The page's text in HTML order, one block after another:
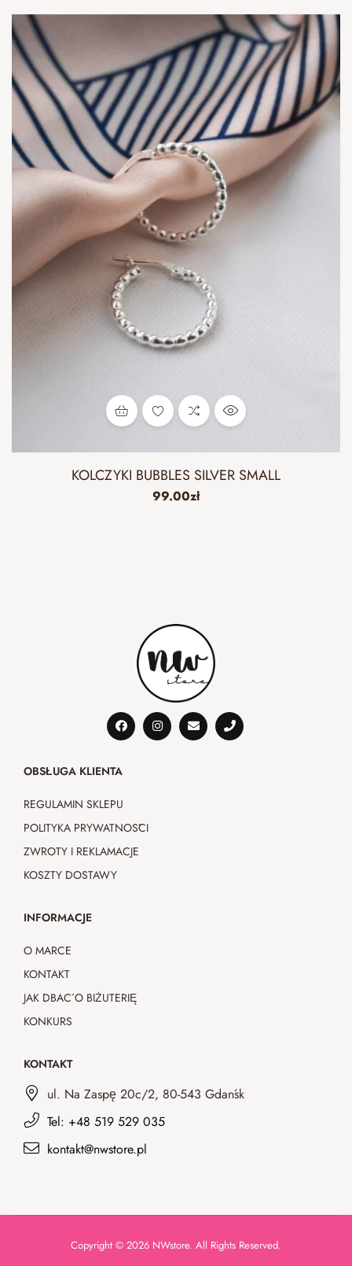
KOLCZYKI BUBBLES SILVER SMALL
99.00zł
OBSŁUGA KLIENTA
REGULAMIN SKLEPU
POLITYKA PRYWATNOŚCI
ZWROTY I REKLAMACJE
KOSZTY DOSTAWY
INFORMACJE
O MARCE
KONTAKT
JAK DBAĆ O BIŻUTERIĘ
KONKURS
KONTAKT
ul. Na Zaspę 20c/2, 80-543 Gdańsk
Tel: +48 519 529 035
kontakt@nwstore.pl
Copyright © 2026 NWstore. All Rights Reserved.